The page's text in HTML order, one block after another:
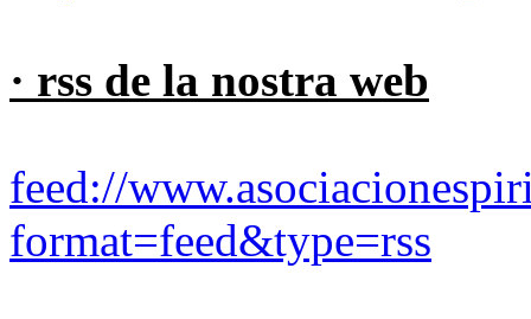
· rss de la nostra web
feed://
format=feed&type=rss